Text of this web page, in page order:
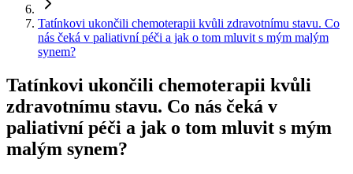
Tatínkovi ukončili chemoterapii kvůli zdravotnímu stavu. Co
nás čeká v paliativní péči a jak o tom mluvit s mým malým
synem?
Tatínkovi ukončili chemoterapii kvůli
zdravotnímu stavu. Co nás čeká v
paliativní péči a jak o tom mluvit s mým
malým synem?